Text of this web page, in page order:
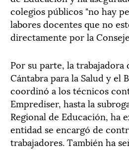
colegios públicos "no hay
labores docentes que no
directamente por la
Por su parte, la trabajadora
Cántabra para la Salud y el
coordinó a los técnicos
Emprediser, hasta la
Regional de Educación, ha
entidad se encargó de
trabajadores. También ha